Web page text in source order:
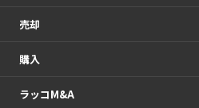
売却
購入
ラッコM&A